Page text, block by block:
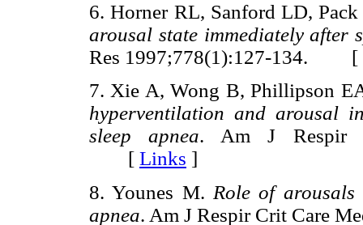
6. Horner RL, Sanford LD,
arousal state immediately after
Res 1997;778(1):127-134. [
7. Xie A, Wong B, Phillipson
hyperventilation and arousal
sleep apnea. Am J Respir
[ Links ]
8. Younes M. Role of
apnea. Am J Respir Crit Care